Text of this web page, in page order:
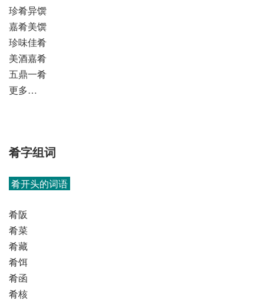
珍肴异馔
嘉肴美馔
珍味佳肴
美酒嘉肴
五鼎一肴
更多…
肴字组词
肴开头的词语
肴阪
肴菜
肴藏
肴饵
肴函
肴核